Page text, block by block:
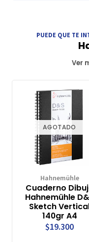
PUEDE QUE TE
Ver
AGOTADO
Hahnemühle
Cuaderno
Hahnemühle
Sketch
140gr A4
$19.300